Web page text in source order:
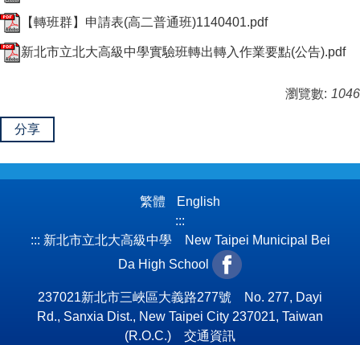
【轉班群】申請表(高二普通班)1140401.pdf
新北市立北大高級中學實驗班轉出轉入作業要點(公告).pdf
瀏覽數: 1046
分享
繁體
English
:::
::: 新北市立北大高級中學 New Taipei Municipal Bei
Da High School
237021新北市三峽區大義路277號 No. 277, Dayi
Rd., Sanxia Dist., New Taipei City 237021, Taiwan
(R.O.C.) 交通資訊